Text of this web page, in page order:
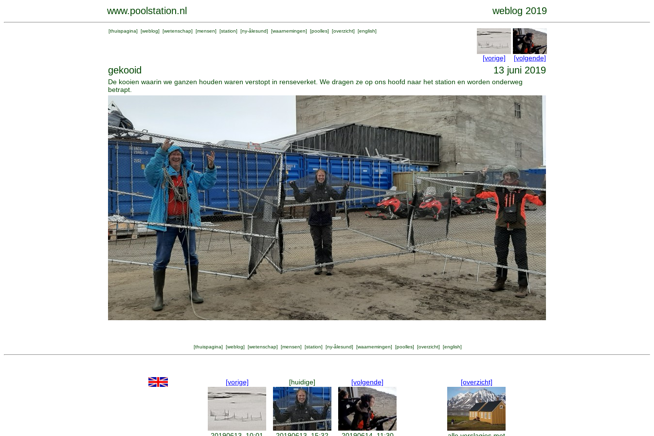
www.poolstation.nl weblog 2019
[thuispagina] [weblog] [wetenschap] [mensen] [station] [ny-ålesund] [waarnemingen] [poolles] [overzicht] [english]
[vorige] [volgende]
gekooid 13 juni 2019
De kooien waarin we ganzen houden waren verstopt in renseverket. We dragen ze op ons hoofd naar het station en worden onderweg
betrapt.
[thuispagina] [weblog] [wetenschap] [mensen] [station] [ny-ålesund] [waarnemingen] [poolles] [overzicht] [english]
[vorige] [huidige] [volgende] [overzicht]